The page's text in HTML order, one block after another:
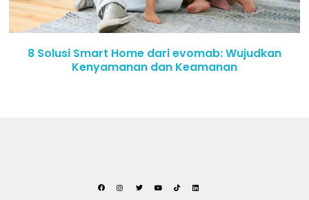
8 Solusi Smart Home dari evomab: Wujudkan
Kenyamanan dan Keamanan